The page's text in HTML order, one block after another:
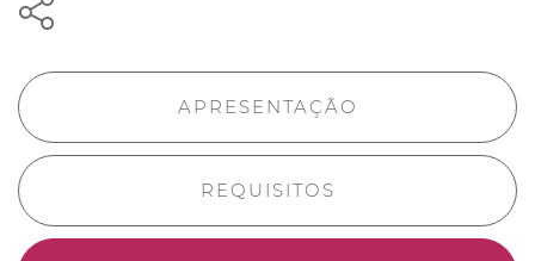
APRESENTAÇÃO
REQUISITOS